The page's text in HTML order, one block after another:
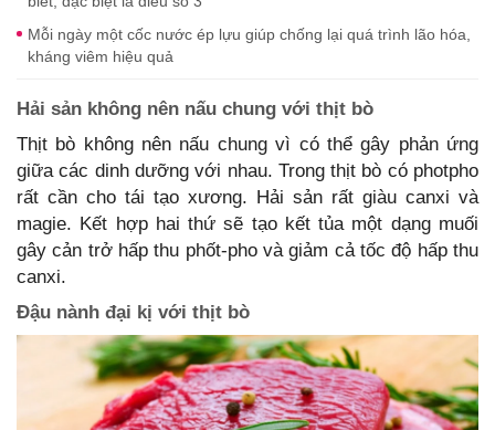
Mỗi ngày một cốc nước ép lựu giúp chống lại quá trình lão hóa,
kháng viêm hiệu quả
Hải sản không nên nấu chung với thịt bò
Thịt bò không nên nấu chung vì có thể gây phản ứng
giữa các dinh dưỡng với nhau. Trong thịt bò có photpho
rất cần cho tái tạo xương. Hải sản rất giàu canxi và
magie. Kết hợp hai thứ sẽ tạo kết tủa một dạng muối
gây cản trở hấp thu phốt-pho và giảm cả tốc độ hấp thu
canxi.
Đậu nành đại kị với thịt bò